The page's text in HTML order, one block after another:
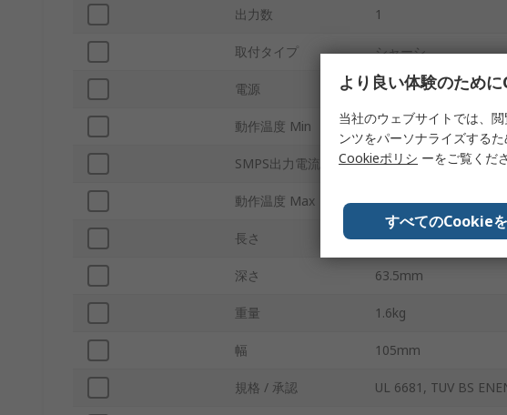
出力数 1
取付タイプ シャーシ
電源 630W
動作温度 Min -40°C
SMPS出力電流 17.5A
動作温度 Max 70°C
長さ 218mm
深さ 63.5mm
重量 1.6kg
幅 105mm
規格 / 承認 UL 6681, TUV BS
より良い体験のため
当社のウェブサイトでは、
ンツをパーソナライズする
Cookieポリシ ーをご覧くだ
すべてのCookie